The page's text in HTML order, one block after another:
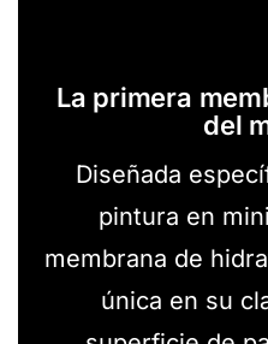
La primera
del
Diseñada
pintura en
membrana de
única en su